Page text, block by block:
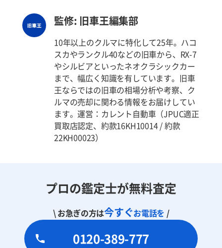
監修: 旧車王編集部
10年以上のクルマに特化して25年。ハコ
スカやランクル40などの旧車から、RX-7
やシルビアといったネオクラシックカー
まで、幅広く知識を有しています。旧車
王ならではの旧車の相場分析や考察、ク
ルマの売却に関わる情報をお届けしてい
ます。運営：カレント自動車（JPUC適正
買取店認定、約款16KH10014 / 約款
22KH00023）
プロの鑑定士が無料査定
\ お急ぎの方は今すぐお電話を /
0120-389-777